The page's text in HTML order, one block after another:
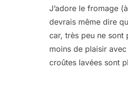
J’adore le fromage
devrais même dire
car, très peu ne sont
moins de plaisir
croûtes lavées sont